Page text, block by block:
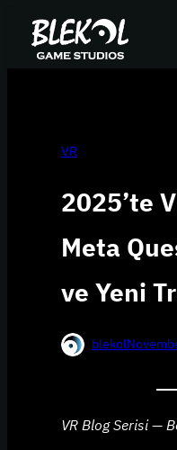
Skip
VR
2025’te
Meta
ve Yeni
blekol
VR Blog Serisi —